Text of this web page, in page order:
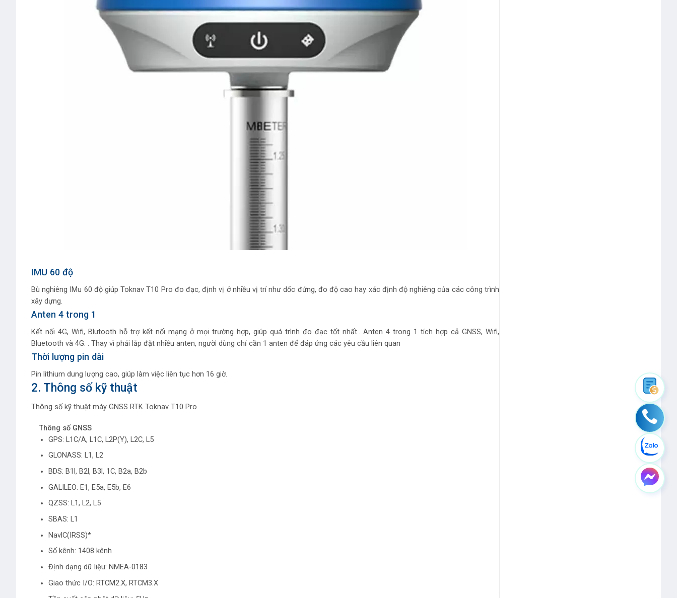
IMU 60 độ
Bù nghiêng IMu 60 độ giúp Toknav T10 Pro đo đạc, định vị ở nhiều vị trí như dốc đứng, đo độ cao hay xác định độ nghiêng của các công trình
xây dựng.
Anten 4 trong 1
Kết nối 4G, Wifi, Blutooth hỗ trợ kết nối mạng ở mọi trường hợp, giúp quá trình đo đạc tốt nhất.. Anten 4 trong 1 tích hợp cả GNSS, Wifi,
Bluetooth và 4G. . Thay vì phải lắp đặt nhiều anten, người dùng chỉ cần 1 anten để đáp ứng các yêu cầu liên quan
Thời lượng pin dài
Pin lithium dung lượng cao, giúp làm việc liên tục hơn 16 giờ.
2. Thông số kỹ thuật
Thông số kỹ thuật máy GNSS RTK Toknav T10 Pro
Thông số GNSS
GPS: L1C/A, L1C, L2P(Y), L2C, L5
GLONASS: L1, L2
BDS: B1l, B2l, B3l, 1C, B2a, B2b
GALILEO: E1, E5a, E5b, E6
QZSS: L1, L2, L5
SBAS: L1
NavlC(IRSS)*
Số kênh: 1408 kênh
Định dạng dữ liệu: NMEA-0183
Giao thức I/O: RTCM2.X, RTCM3.X